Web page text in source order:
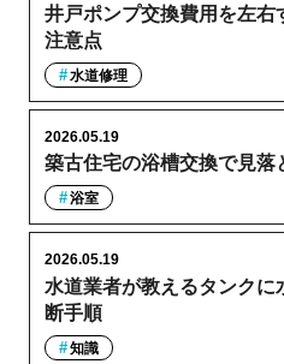
井戸ポンプ交換費用を左右
注意点
水道修理
築古住宅の浴槽交換で見落
2026.05.19
浴室
水道業者が教えるタンクに
断手順
2026.05.19
知識